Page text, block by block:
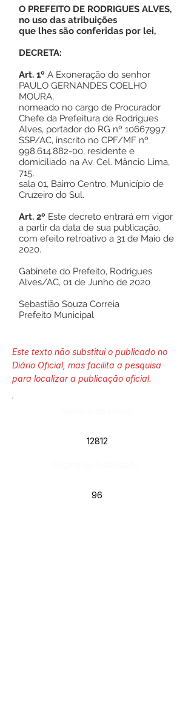
O PREFEITO DE RODRIGUES ALVES,
no uso das atribuições
que lhes são conferidas por lei,
DECRETA:
Art. 1º A Exoneração do senhor
PAULO GERNANDES COELHO
MOURA,
nomeado no cargo de Procurador
Chefe da Prefeitura de Rodrigues
Alves, portador do RG nº 10667997
SSP/AC, inscrito no CPF/MF nº
998.614.882-00, residente e
domiciliado na Av. Cel. Mâncio Lima,
715,
sala 01, Bairro Centro, Município de
Cruzeiro do Sul.
Art. 2º Este decreto entrará em vigor
a partir da data de sua publicação,
com efeito retroativo a 31 de Maio de
2020.
Gabinete do Prefeito, Rodrigues
Alves/AC, 01 de Junho de 2020
Sebastião Souza Correia
Prefeito Municipal
Este texto não substitui o publicado no
Diário Oficial, mas facilita a pesquisa
para localizar a publicação oficial.
12812
96